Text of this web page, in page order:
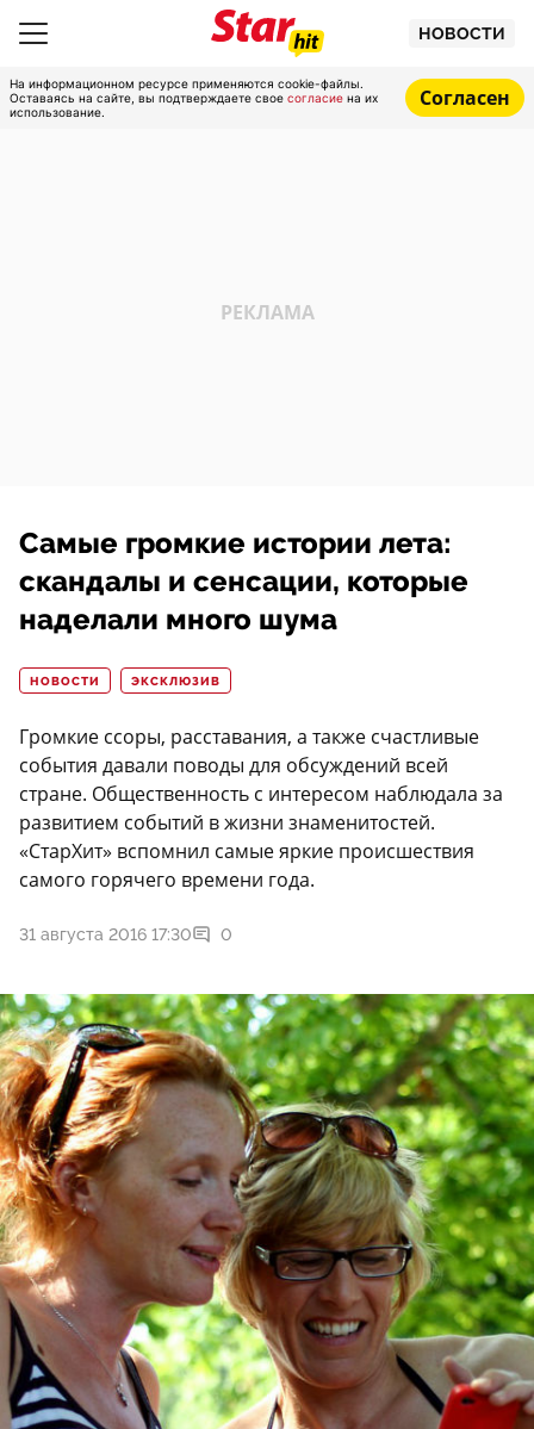
НОВОСТИ
На информационном ресурсе применяются cookie-файлы.
Оставаясь на сайте, вы подтверждаете свое согласие на их
использование.
Согласен
Самые громкие истории лета:
скандалы и сенсации, которые
наделали много шума
НОВОСТИ ЭКСКЛЮЗИВ
Громкие ссоры, расставания, а также счастливые
события давали поводы для обсуждений всей
стране. Общественность с интересом наблюдала за
развитием событий в жизни знаменитостей.
«СтарХит» вспомнил самые яркие происшествия
самого горячего времени года.
31 августа 2016 17:30 0